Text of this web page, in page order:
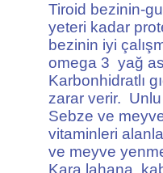
Tiroid bezinin-
yeteri kadar
bezinin iyi
omega 3 yağ
Karbonhidratlı
zarar verir. Unlu
Sebze ve
vitaminleri
ve meyve
Kara lahana,